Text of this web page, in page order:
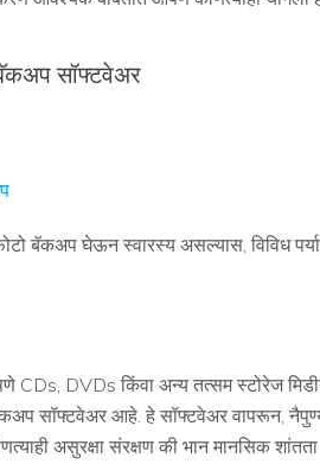
सॉफ्टवेअर
बॅकअप घेऊन स्वारस्य असल्यास, विविध
DVDs किंवा अन्य तत्सम स्टोरेज
सॉफ्टवेअर आहे. हे सॉफ्टवेअर वापरून,
असुरक्षा संरक्षण की भान मानसिक